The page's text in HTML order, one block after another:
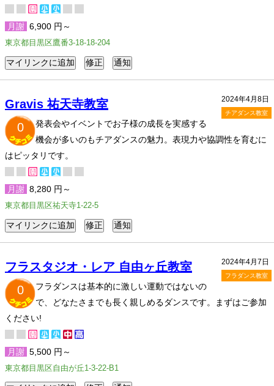
月謝 6,900 円～
東京都目黒区鷹番3-18-18-204
2024年4月8日
チアダンス教室
Gravis 祐天寺教室
0
発表会やイベントでお子様の成長を実感する
機会が多いのもチアダンスの魅力。表現力や協調性を育むに
はピッタリです。
月謝 8,280 円～
東京都目黒区祐天寺1-22-5
2024年4月7日
フラダンス教室
フラスタジオ・レア 自由ヶ丘教室
0
フラダンスは基本的に激しい運動ではないの
で、どなたさまでも長く親しめるダンスです。まずはご参加
ください!
月謝 5,500 円～
東京都目黒区自由が丘1-3-22-B1